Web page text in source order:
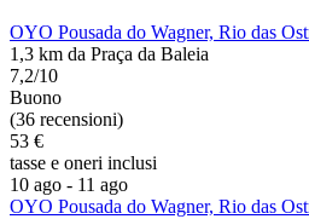
OYO Pousada do Wagner, Rio das
1,3 km da Praça da Baleia
7,2/10
Buono
(36 recensioni)
53 €
tasse e oneri inclusi
10 ago - 11 ago
OYO Pousada do Wagner, Rio das